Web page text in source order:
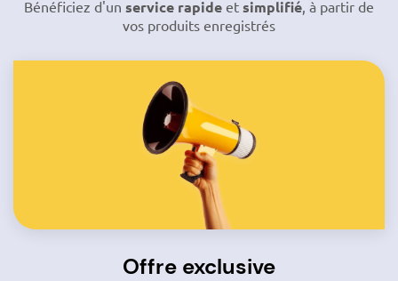
Bénéficiez d'un service rapide et simplifié , à partir de
vos produits enregistrés
Offre exclusive